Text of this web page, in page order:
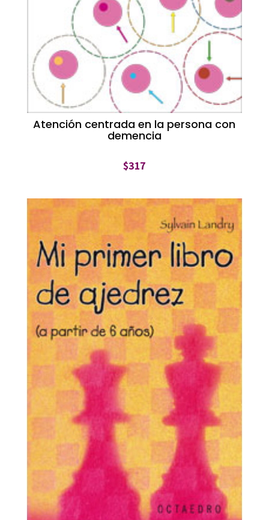
Atención centrada en la persona con
demencia
$317